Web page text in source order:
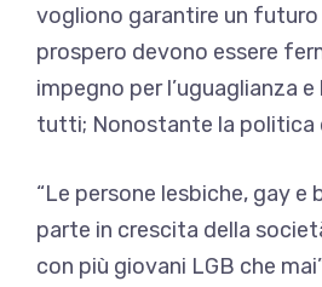
vogliono garantire un futuro
prospero devono essere
impegno per l’uguaglianza e
tutti; Nonostante la politica
“Le persone lesbiche, gay e
parte in crescita della
con più giovani LGB che